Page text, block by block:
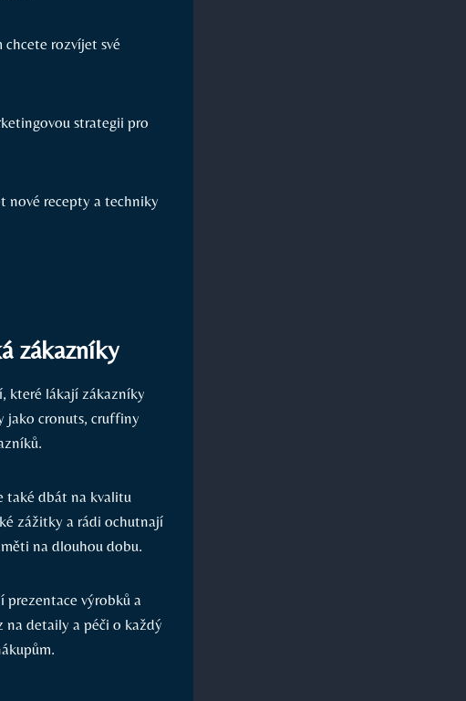
rozvíjet své
strategii pro
nové recepty a techniky
zákazníky
které lákají zákazníky
jako cronuts, cruffiny
také dbát na kvalitu
zážitky a rádi ochutnají
na dlouhou dobu.
prezentace výrobků a
na detaily a péči o každý